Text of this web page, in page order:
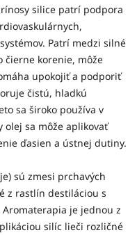
silice patrí podpora
Patrí medzi silné
čierne korenie, môže
upokojiť a podporiť
čistú, hladkú
sa široko používa v
olej sa môže aplikovať
ďasien a ústnej dutiny.
sú zmesi prchavých
z rastlín destiláciou s
je jednou z
silíc lieči rozličné